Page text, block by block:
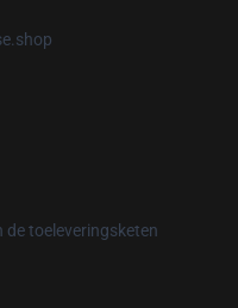
de toeleveringsketen